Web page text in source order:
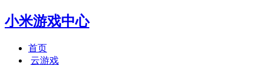
小米游戏中心
首页
云游戏